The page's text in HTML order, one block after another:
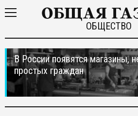
ОБЩЕСТВО
В России появятся магазины,
простых граждан